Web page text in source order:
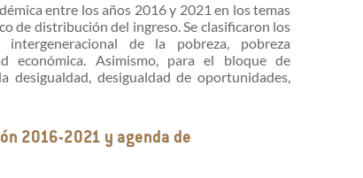
entre los años 2016 y 2021 en los temas
de distribución del ingreso. Se clasificaron los
de la pobreza, pobreza
económica. Asimismo, para el bloque de
desigualdad, desigualdad de oportunidades,
2016-2021 y agenda de